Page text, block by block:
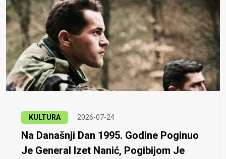
KULTURA 2026-07-24
Na Današnji Dan 1995. Godine Poginuo
Je General Izet Nanić, Pogibijom Je